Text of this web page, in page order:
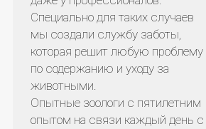
Специально для таких случаев
мы создали службу заботы,
которая решит любую проблему
по содержанию и уходу за
животными.
Опытные зоологи с пятилетним
опытом на связи каждый день с